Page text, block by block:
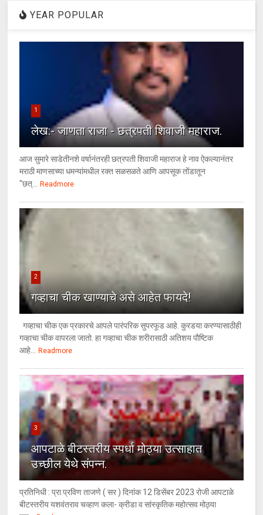
YEAR POPULAR
1
लेख:- जाणता राजा - छत्रपती शिवाजी महाराज.
आज सुमारे साडेतीनशे वर्षानंतरही छत्रपती शिवाजी महाराज हे नाव ऐकल्यानंतर
मराठी माणसाच्या धमन्यांमधील रक्त सळसळते आणि आपसूक तोंडातून
"छत्... Readmore
2
गव्हाचा चीक खाण्याचे असे आहेत फायदे!
गव्हाचा चीक एक प्रकारचे आपले पारंपरिक सुपरफूड आहे. कुरडया करण्यासाठीही
गव्हाचा चीक वापरला जातो. हा गव्हाचा चीक शरीरासाठी अतिशय पौष्टिक
आहे... Readmore
3
आपटाळे बीटस्तरीय स्पर्धा मोठ्या उत्साहात
उच्छील येथे संपन्न.
प्रतिनिधी : प्रा.प्रविण ताजणे ( सर ) दिनांक 12 डिसेंबर 2023 रोजी आपटाळे
बीटस्तरीय यशवंतराव चव्हाण कला- क्रीडा व सांस्कृतिक महोत्सव मोठ्या